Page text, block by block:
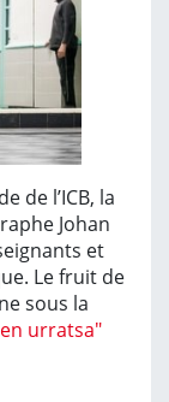
de l’ICB, la
Johan
et
Le fruit de
sous la
urratsa"